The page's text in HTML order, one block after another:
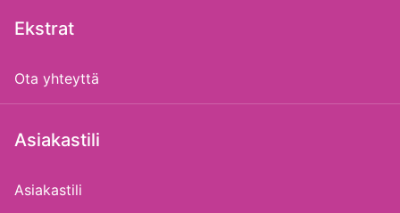
Ekstrat
Ota yhteyttä
Asiakastili
Asiakastili